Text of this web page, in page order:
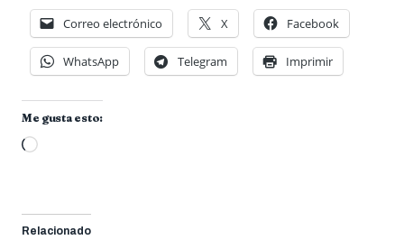
Correo electrónico X Facebook
WhatsApp Telegram Imprimir
Me gusta esto:
Cargando...
Relacionado